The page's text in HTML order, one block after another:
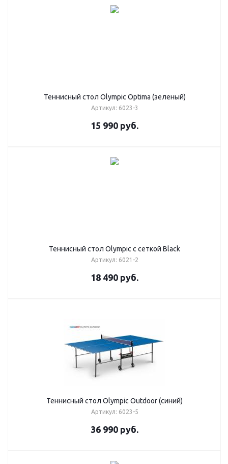
Теннисный стол Olympic Optima (зеленый)
Артикул: 6023-3
15 990 руб.
Теннисный стол Olympic с сеткой Black
Артикул: 6021-2
18 490 руб.
Теннисный стол Olympic Outdoor (синий)
Артикул: 6023-5
36 990 руб.